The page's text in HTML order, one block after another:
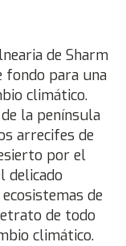
de Sharm
fondo para una
climático.
la península
arrecifes de
por el
delicado
de
de todo
climático.